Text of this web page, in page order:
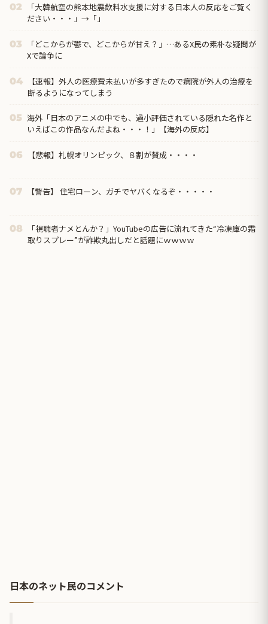
02
「大韓航空の熊本地震飲料水支援に対する日本人の反応をご覧く
ださい・・・」→「」
03
「どこからが鬱で、どこからが甘え？」…あるX民の素朴な疑問が
Xで論争に
04
【速報】外人の医療費未払いが多すぎたので病院が外人の治療を
断るようになってしまう
05 海外「日本のアニメの中でも、過小評価されている隠れた名作と
いえばこの作品なんだよね・・・！」【海外の反応】
06 【悲報】札幌オリンピック、８割が賛成・・・・
07 【警告】 住宅ローン、ガチでヤバくなるぞ・・・・・
08
「視聴者ナメとんか？」YouTubeの広告に流れてきた“冷凍庫の霜
取りスプレー”が詐欺丸出しだと話題にｗｗｗｗ
日本のネット民のコメント